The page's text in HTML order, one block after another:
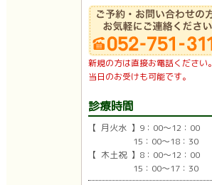
新規の方は直接お電話ください。
当日のお受けも可能です。
診療時間
【 月火水 】9：00〜12：00
15：00〜18：30
【 木土祝 】8：00〜12：00
15：00〜17：30